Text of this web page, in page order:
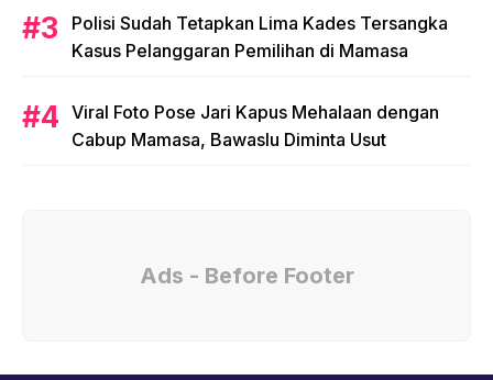
Polisi Sudah Tetapkan Lima Kades Tersangka
Kasus Pelanggaran Pemilihan di Mamasa
Viral Foto Pose Jari Kapus Mehalaan dengan
Cabup Mamasa, Bawaslu Diminta Usut
Ads - Before Footer